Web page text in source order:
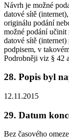
Návrh je možné
datové sítě
originálu podání
možné podání
datové sítě
podpisem, v
Podrobněji viz § 42
28. Popis byl
12.11.2015
29. Datum
Bez časového